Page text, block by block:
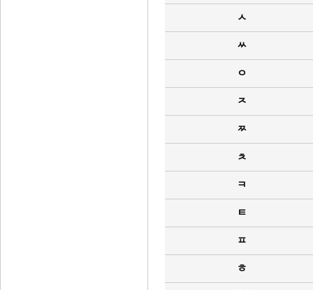
ㅅ
ㅆ
ㅇ
ㅈ
ㅉ
ㅊ
ㅋ
ㅌ
ㅍ
ㅎ